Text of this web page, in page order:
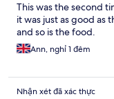
This was the second
it was just as good as
and so is the food.
Ann, nghỉ 1 đêm
Nhận xét đã xác thực